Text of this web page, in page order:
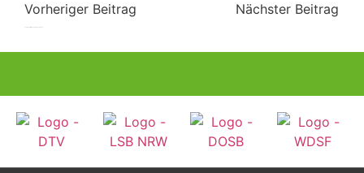
Vorheriger Beitrag Nächster Beitrag